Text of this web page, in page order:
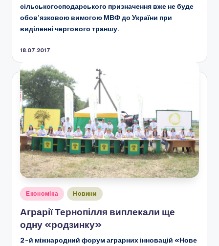
сільськогосподарського призначення вже не буде
обов’язковою вимогою МВФ до України при
виділенні чергового траншу.
18.07.2017
Опубліковано
Економіка Новини
Аграрії Тернопілля виплекали ще
одну «родзинку»
2-й міжнародний форум аграрних інновацій «Нове